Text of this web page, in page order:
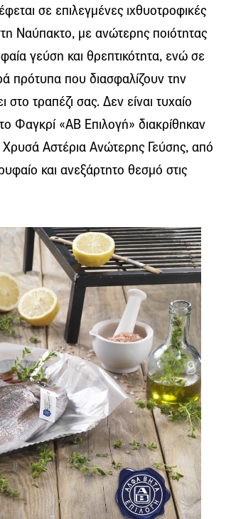
σε επιλεγμένες ιχθυοτροφικές
Ναύπακτο, με ανώτερης ποιότητας
γεύση και θρεπτικότητα, ενώ σε
πρότυπα που διασφαλίζουν την
τραπέζι σας. Δεν είναι τυχαίο
Φαγκρί «ΑΒ Επιλογή» διακρίθηκαν
Αστέρια Ανώτερης Γεύσης, από
και ανεξάρτητο θεσμό στις